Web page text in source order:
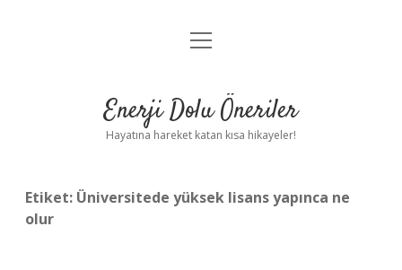
Anasayfa
Yasal Uyarı
menüyü
Enerji Dolu Öneriler
Hayatına hareket katan kısa hikayeler!
Etiket: Üniversitede yüksek lisans yapınca ne
olur